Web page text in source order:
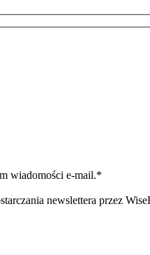
wiadomości e-mail.*
newslettera przez